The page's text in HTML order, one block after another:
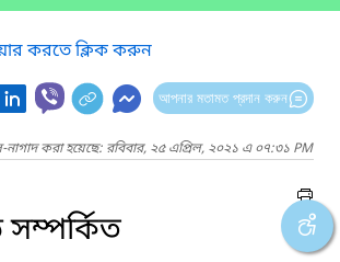
করতে ক্লিক করুন
আপনার মতামত প্রদান করুন
নাগাদ করা হয়েছে: রবিবার, ২৫ এপ্রিল, ২০২১ এ ০৭:৩১ PM